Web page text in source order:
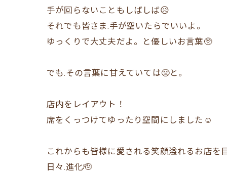
手が回らないこともしばしば😥
それでも皆さま.手が空いたらでいいよ。
ゆっくりで大丈夫だよ。と優しいお言葉🥺
でも.その言葉に甘えていては😤と。
店内をレイアウト！
席をくっつけてゆったり空間にしました☺️
これからも皆様に愛される笑顔溢れるお店を
日々.進化🫡